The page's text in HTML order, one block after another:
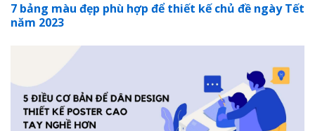
7 bảng màu đẹp phù hợp để thiết kế chủ đề ngày Tết
năm 2023